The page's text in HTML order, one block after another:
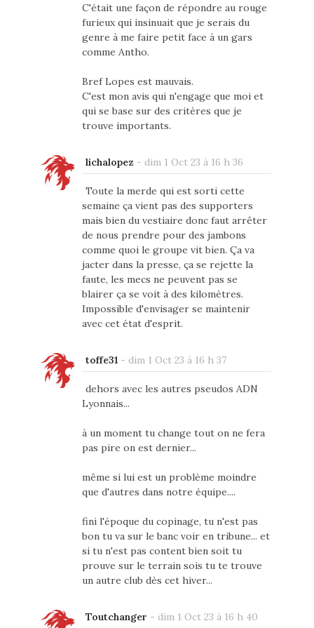
C'était une façon de répondre au rouge
furieux qui insinuait que je serais du
genre à me faire petit face à un gars
comme Antho.
Bref Lopes est mauvais.
C'est mon avis qui n'engage que moi et
qui se base sur des critères que je
trouve importants.
lichalopez - dim 1 Oct 23 à 16 h 36
Toute la merde qui est sorti cette
semaine ça vient pas des supporters
mais bien du vestiaire donc faut arrêter
de nous prendre pour des jambons
comme quoi le groupe vit bien. Ça va
jacter dans la presse, ça se rejette la
faute, les mecs ne peuvent pas se
blairer ça se voit à des kilomètres.
Impossible d'envisager se maintenir
avec cet état d'esprit.
toffe31 - dim 1 Oct 23 à 16 h 37
dehors avec les autres pseudos ADN
Lyonnais...
à un moment tu change tout on ne fera
pas pire on est dernier...
même si lui est un problème moindre
que d'autres dans notre équipe....
fini l'époque du copinage, tu n'est pas
bon tu va sur le banc voir en tribune... et
si tu n'est pas content bien soit tu
prouve sur le terrain sois tu te trouve
un autre club dès cet hiver...
Toutchanger - dim 1 Oct 23 à 16 h 40